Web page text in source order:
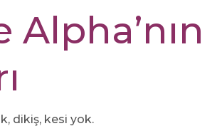
Alpha’nın
dikiş, kesi yok.